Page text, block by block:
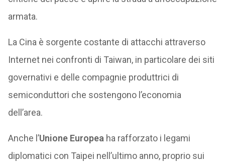
armata.
La Cina è sorgente costante di attacchi attraverso
Internet nei confronti di Taiwan, in particolare dei siti
governativi e delle compagnie produttrici di
semiconduttori che sostengono l’economia
dell’area.
Anche l’Unione Europea ha rafforzato i legami
diplomatici con Taipei nell’ultimo anno, proprio sui